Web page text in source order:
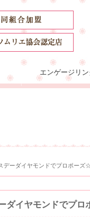
エンゲージリ
デーダイヤモンドでプロポーズ☆
ダイヤモンドでプ